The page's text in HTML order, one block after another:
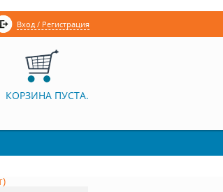
Вход / Регистрация
КОРЗИНА ПУСТА.